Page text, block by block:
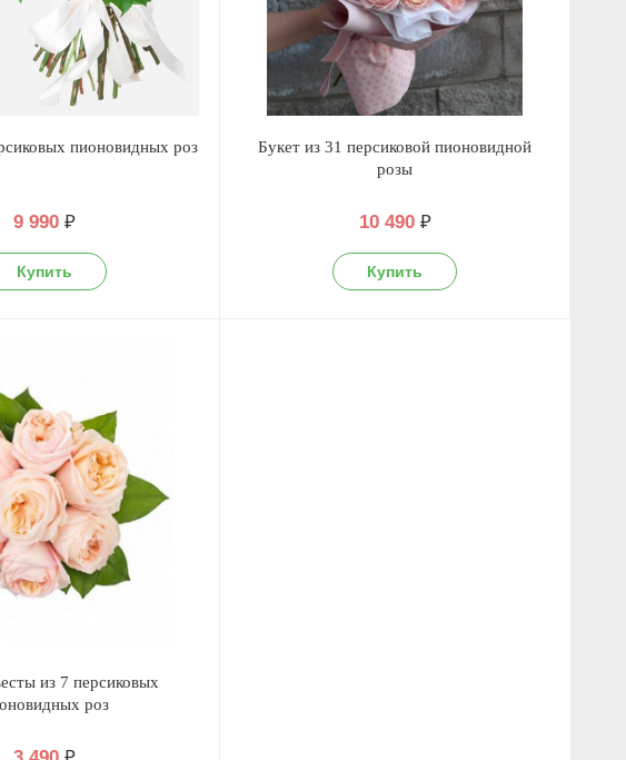
пионовидных роз
9 990₽
Букет из 31 персиковой пионовидной
розы
10 490 ₽
из 7 персиковых
роз